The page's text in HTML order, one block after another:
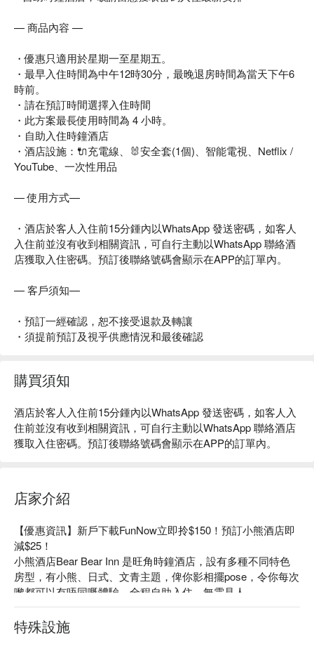
— 商品內容 —
・優惠只適用於星期一至星期五。
・最早入住時間為中午12時30分，最晚退房時間為當天下午6
時前。
・請在預訂時間選擇入住時間
・此方案最長使用時間為 4 小時。
・自助入住時鐘酒店
・酒店設施：🔌充電線、🐰安全套(1個)、智能電視、Netflix /
YouTube、一次性用品
— 使用方式—
・酒店於客人入住前15分鍾內以WhatsApp 發送密碼，如客人
入住前並沒有收到相關資訊，可自行主動以WhatsApp 聯絡酒
店獲取入住密碼。預訂後聯絡號碼會顯示在APP的訂單內。
— 客戶須知—
・預訂一經確認，恕不接受退款及轉讓
・須提前預訂及視乎供應情況和最後確認
購買須知
酒店於客人入住前15分鍾內以WhatsApp 發送密碼，如客人入
住前並沒有收到相關資訊，可自行主動以WhatsApp 聯絡酒店
獲取入住密碼。預訂後聯絡號碼會顯示在APP的訂單內。
店家介紹
【優惠資訊】新戶下載FunNow立即拎$150！預訂小熊酒店即
減$25！
小熊酒店Bear Bear Inn 是旺角時鐘酒店，設有多種不同特色
房型，有小熊、日式、文青主題，俾你影相擺pose，令你每次
嚟都可以有唔同嘅體驗。全程自助入住，無需見人。
小熊酒店Bear Bear Inn 設備：智能電視，任睇 Netflix /
YouTube、充電線、安全套、保證乾淨衛生提供一次性用品 (2
條)、房間每次都會徹底清潔及消毒
特殊設施